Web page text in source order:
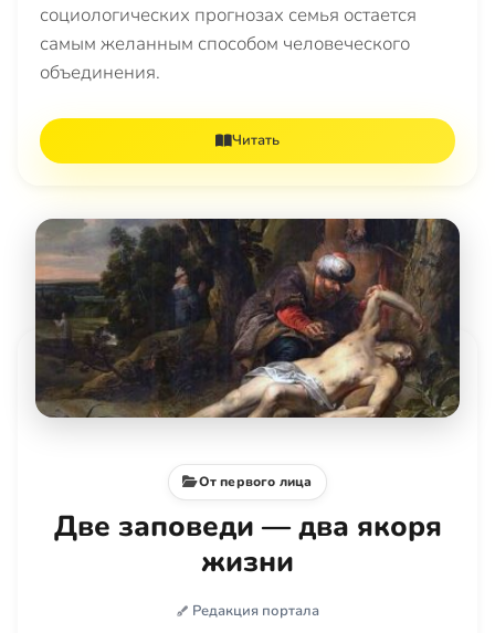
социологических прогнозах семья остается
самым желанным способом человеческого
объединения.
Читать
От первого лица
Две заповеди — два якоря
жизни
Редакция портала